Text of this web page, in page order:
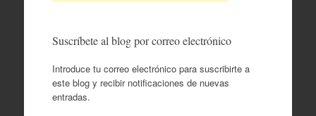
Suscríbete al blog por correo electrónico
Introduce tu correo electrónico para suscribirte a
este blog y recibir notificaciones de nuevas
entradas.